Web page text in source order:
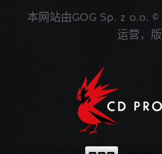
本网站由GOG Sp. z o.o.
运营，